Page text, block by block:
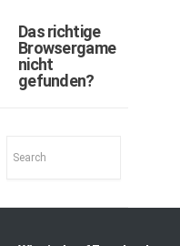
Das richtige
Browsergame
nicht
gefunden?